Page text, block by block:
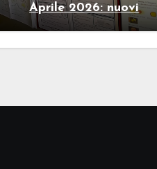
Aprile 2026: nuovi
materiali stampabili per